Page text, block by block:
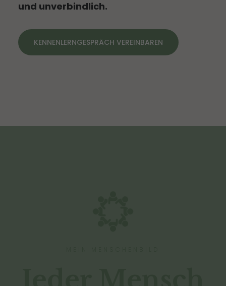
und unverbindlich.
KENNENLERNGESPRÄCH VEREINBAREN